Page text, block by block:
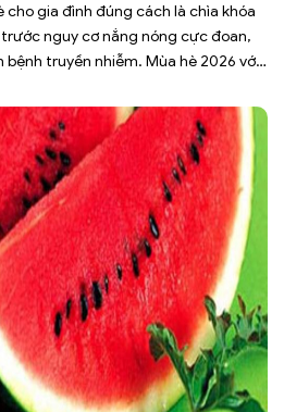
cho gia đình đúng cách là chìa khóa
nguy cơ nắng nóng cực đoan,
truyền nhiễm. Mùa hè 2026 với